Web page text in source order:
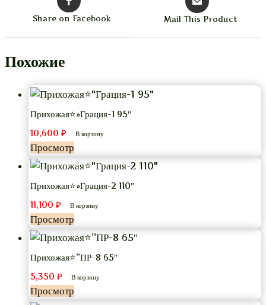
Share on Facebook Mail This Product
Похожие
Прихожая⭐»Грация-1 95″
10,600 ₽ В корзину
Просмотр
Прихожая⭐»Грация-2 110″
11,100 ₽ В корзину
Просмотр
Прихожая⭐”ПР-8 65″
5,350 ₽ В корзину
Просмотр